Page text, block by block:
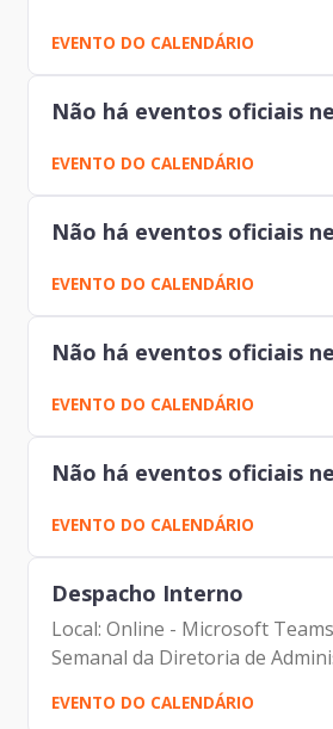
EVENTO DO CALENDÁRIO
Não há eventos oficiais
EVENTO DO CALENDÁRIO
Não há eventos oficiais
EVENTO DO CALENDÁRIO
Não há eventos oficiais
EVENTO DO CALENDÁRIO
Não há eventos oficiais
EVENTO DO CALENDÁRIO
Despacho Interno
Local: Online - Microsoft
Semanal da Diretoria de
Finanças Participantes: -
Presidente | Prodam-SP -
EVENTO DO CALENDÁRIO